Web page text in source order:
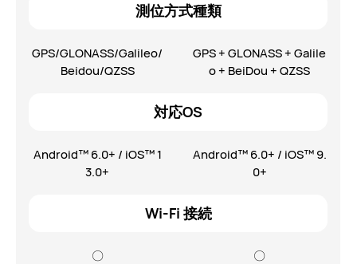
測位方式種類
GPS/GLONASS/Galileo/
Beidou/QZSS
GPS + GLONASS + Galile
o + BeiDou + QZSS
対応OS
Android™ 6.0+ / iOS™ 1
3.0+
Android™ 6.0+ / iOS™ 9.
0+
Wi-Fi 接続
〇 〇